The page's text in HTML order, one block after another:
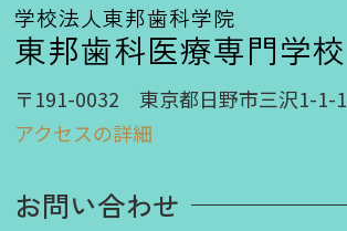
学校法人東邦歯科学院
東邦歯科医療専門学校
〒191-0032 東京都日野市三沢1-1-1
アクセスの詳細
お問い合わせ